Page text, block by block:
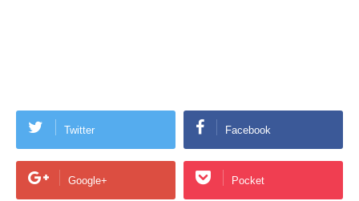
Twitter Facebook
Google+ Pocket